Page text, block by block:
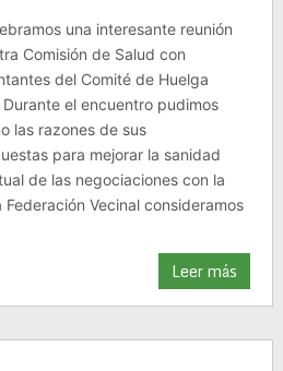
una interesante reunión
Comisión de Salud con
del Comité de Huelga
el encuentro pudimos
las razones de sus
para mejorar la sanidad
de las negociaciones con la
Vecinal consideramos
Leer más